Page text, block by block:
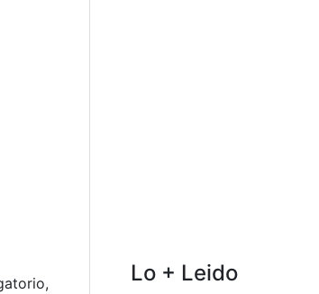
Lo + Leido